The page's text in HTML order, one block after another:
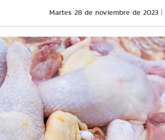
Martes 28 de noviembre de 2023